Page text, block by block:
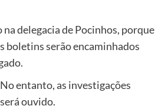
delegacia de Pocinhos, porque
boletins serão encaminhados
entanto, as investigações
ouvido.